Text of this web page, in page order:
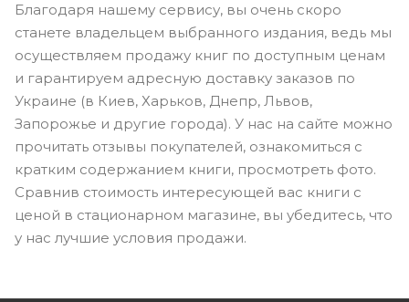
Благодаря нашему сервису, вы очень скоро
станете владельцем выбранного издания, ведь мы
осуществляем продажу книг по доступным ценам
и гарантируем адресную доставку заказов по
Украине (в Киев, Харьков, Днепр, Львов,
Запорожье и другие города). У нас на сайте можно
прочитать отзывы покупателей, ознакомиться с
кратким содержанием книги, просмотреть фото.
Сравнив стоимость интересующей вас книги с
ценой в стационарном магазине, вы убедитесь, что
у нас лучшие условия продажи.